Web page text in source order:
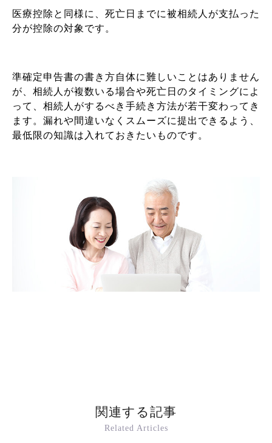
医療控除と同様に、死亡日までに被相続人が支払った
分が控除の対象です。
準確定申告書の書き方自体に難しいことはありません
が、相続人が複数いる場合や死亡日のタイミングによ
って、相続人がするべき手続き方法が若干変わってき
ます。漏れや間違いなくスムーズに提出できるよう、
最低限の知識は入れておきたいものです。
関連する記事
Related Articles